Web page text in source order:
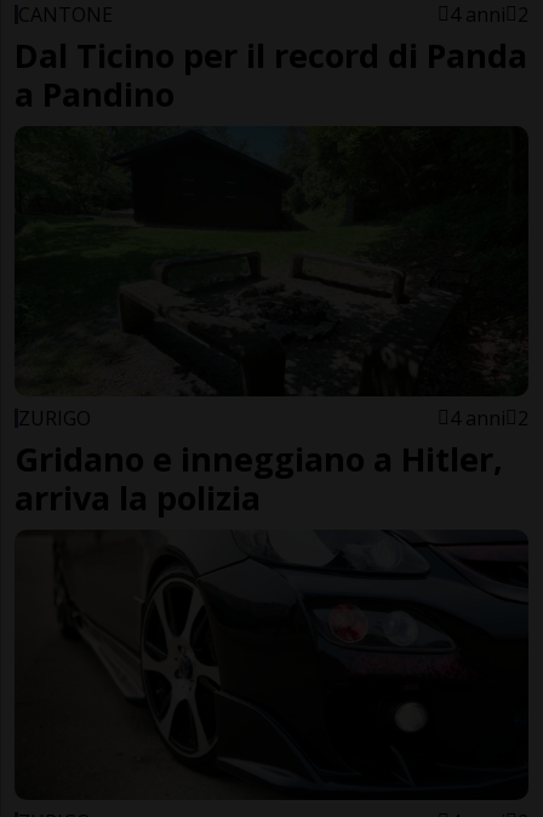
CANTONE 4 anni 2
Dal Ticino per il record di Panda
a Pandino
ZURIGO 4 anni 2
Gridano e inneggiano a Hitler,
arriva la polizia